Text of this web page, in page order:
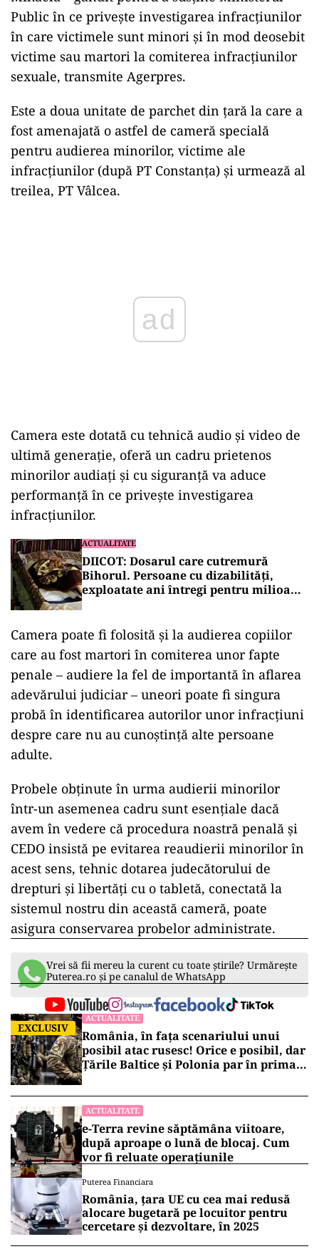
Public în ce priveşte investigarea infracţiunilor
în care victimele sunt minori şi în mod deosebit
victime sau martori la comiterea infracţiunilor
sexuale, transmite Agerpres.
Este a doua unitate de parchet din ţară la care a
fost amenajată o astfel de cameră specială
pentru audierea minorilor, victime ale
infracţiunilor (după PT Constanţa) şi urmează al
treilea, PT Vâlcea.
Camera este dotată cu tehnică audio şi video de
ultimă generaţie, oferă un cadru prietenos
minorilor audiaţi şi cu siguranţă va aduce
performanţă în ce priveşte investigarea
infracţiunilor.
ACTUALITATE
DIICOT: Dosarul care cutremură
Bihorul. Persoane cu dizabilități,
exploatate ani întregi pentru milioane
Camera poate fi folosită şi la audierea copiilor
care au fost martori în comiterea unor fapte
penale – audiere la fel de importantă în aflarea
adevărului judiciar – uneori poate fi singura
probă în identificarea autorilor unor infracţiuni
despre care nu au cunoştinţă alte persoane
adulte.
Probele obţinute în urma audierii minorilor
într-un asemenea cadru sunt esenţiale dacă
avem în vedere că procedura noastră penală şi
CEDO insistă pe evitarea reaudierii minorilor în
acest sens, tehnic dotarea judecătorului de
drepturi şi libertăţi cu o tabletă, conectată la
sistemul nostru din această cameră, poate
asigura conservarea probelor administrate.
Vrei să fii mereu la curent cu toate știrile? Urmărește
Puterea.ro și pe canalul de WhatsApp
EXCLUSIV
ACTUALITATE
România, în fața scenariului unui
posibil atac rusesc! Orice e posibil, dar
Țările Baltice și Polonia par în prima
ACTUALITATE
e-Terra revine săptămâna viitoare,
după aproape o lună de blocaj. Cum
vor fi reluate operațiunile
Puterea Financiara
România, țara UE cu cea mai redusă
alocare bugetară pe locuitor pentru
cercetare și dezvoltare, în 2025